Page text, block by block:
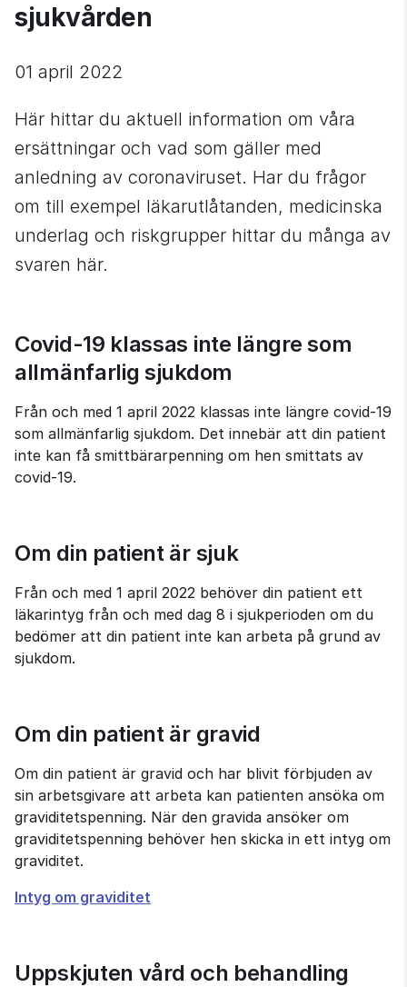
sjukvården
01 april 2022
Här hittar du aktuell information om våra
ersättningar och vad som gäller med
anledning av coronaviruset. Har du frågor
om till exempel läkarutlåtanden, medicinska
underlag och riskgrupper hittar du många av
svaren här.
Covid-19 klassas inte längre som
allmänfarlig sjukdom
Från och med 1 april 2022 klassas inte längre covid-19
som allmänfarlig sjukdom. Det innebär att din patient
inte kan få smittbärarpenning om hen smittats av
covid-19.
Om din patient är sjuk
Från och med 1 april 2022 behöver din patient ett
läkarintyg från och med dag 8 i sjukperioden om du
bedömer att din patient inte kan arbeta på grund av
sjukdom.
Om din patient är gravid
Om din patient är gravid och har blivit förbjuden av
sin arbetsgivare att arbeta kan patienten ansöka om
graviditetspenning. När den gravida ansöker om
graviditetspenning behöver hen skicka in ett intyg om
graviditet.
Intyg om graviditet
Uppskjuten vård och behandling